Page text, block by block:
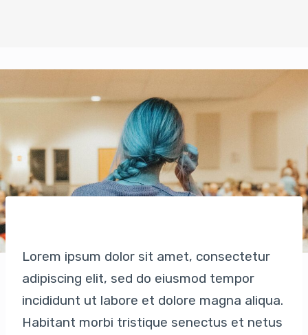
Lorem ipsum dolor sit amet, consectetur
adipiscing elit, sed do eiusmod tempor
incididunt ut labore et dolore magna aliqua.
Habitant morbi tristique senectus et netus